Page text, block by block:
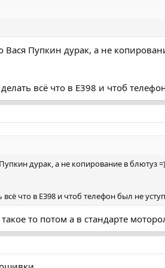
Вася Пупкин дурак, а не
всё что в Е398 и чтоб
дурак, а не копирование в блютуз =)
что в Е398 и чтоб телефон был не
то потом а в стандарте